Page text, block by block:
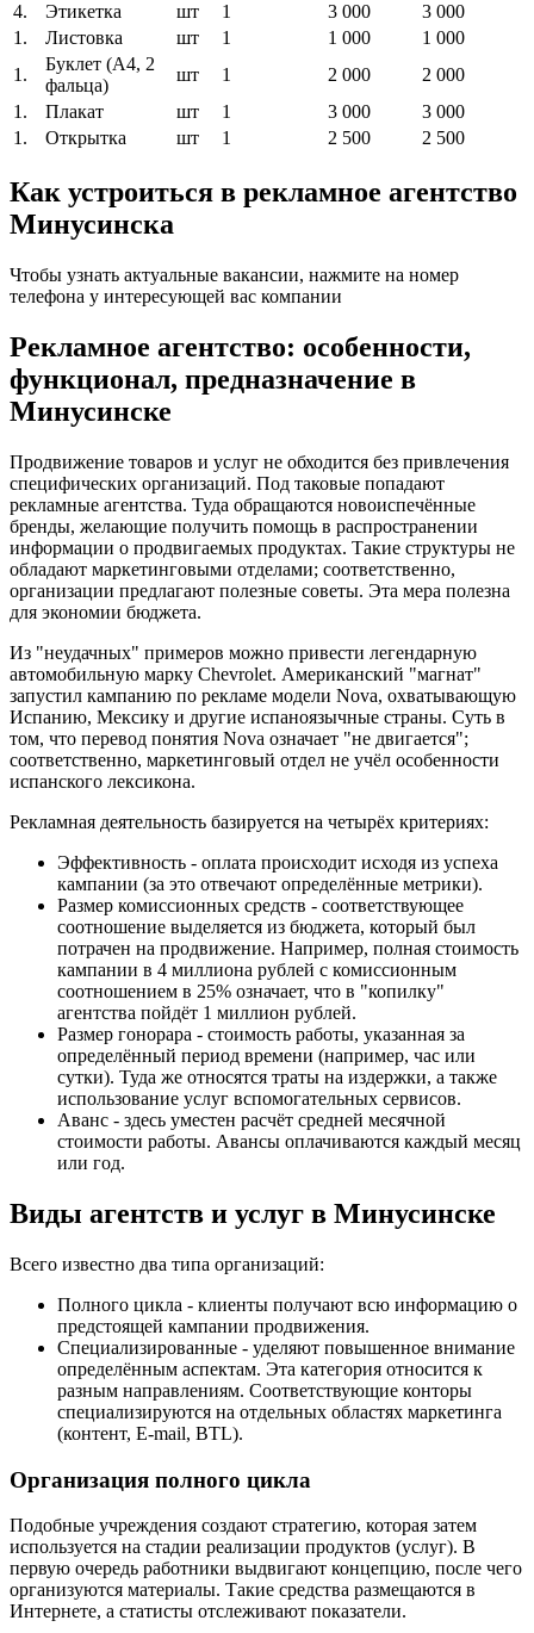
4.
Этикетка шт 1 3 000
3 000
1.
Листовка шт 1 1 000
1 000
1.
Буклет (A4, 2
фальца)
шт 1 2 000
2 000
1.
Плакат шт 1 3 000
3 000
1.
Открытка шт 1 2 500 2 500
Как устроиться в рекламное агентство
Минусинска
Чтобы узнать актуальные вакансии, нажмите на номер
телефона у интересующей вас компании
Рекламное агентство: особенности,
функционал, предназначение в
Минусинске
Продвижение товаров и услуг не обходится без привлечения
специфических организаций. Под таковые попадают
рекламные агентства. Туда обращаются новоиспечённые
бренды, желающие получить помощь в распространении
информации о продвигаемых продуктах. Такие структуры не
обладают маркетинговыми отделами; соответственно,
организации предлагают полезные советы. Эта мера полезна
для экономии бюджета.
Из "неудачных" примеров можно привести легендарную
автомобильную марку Chevrolet. Американский "магнат"
запустил кампанию по рекламе модели Nova, охватывающую
Испанию, Мексику и другие испаноязычные страны. Суть в
том, что перевод понятия Nova означает "не двигается";
соответственно, маркетинговый отдел не учёл особенности
испанского лексикона.
Рекламная деятельность базируется на четырёх критериях:
Эффективность - оплата происходит исходя из успеха
кампании (за это отвечают определённые метрики).
Размер комиссионных средств - соответствующее
соотношение выделяется из бюджета, который был
потрачен на продвижение. Например, полная стоимость
кампании в 4 миллиона рублей с комиссионным
соотношением в 25% означает, что в "копилку"
агентства пойдёт 1 миллион рублей.
Размер гонорара - стоимость работы, указанная за
определённый период времени (например, час или
сутки). Туда же относятся траты на издержки, а также
использование услуг вспомогательных сервисов.
Аванс - здесь уместен расчёт средней месячной
стоимости работы. Авансы оплачиваются каждый месяц
или год.
Виды агентств и услуг в Минусинске
Всего известно два типа организаций:
Полного цикла - клиенты получают всю информацию о
предстоящей кампании продвижения.
Специализированные - уделяют повышенное внимание
определённым аспектам. Эта категория относится к
разным направлениям. Соответствующие конторы
специализируются на отдельных областях маркетинга
(контент, E-mail, BTL).
Организация полного цикла
Подобные учреждения создают стратегию, которая затем
используется на стадии реализации продуктов (услуг). В
первую очередь работники выдвигают концепцию, после чего
организуются материалы. Такие средства размещаются в
Интернете, а статисты отслеживают показатели.